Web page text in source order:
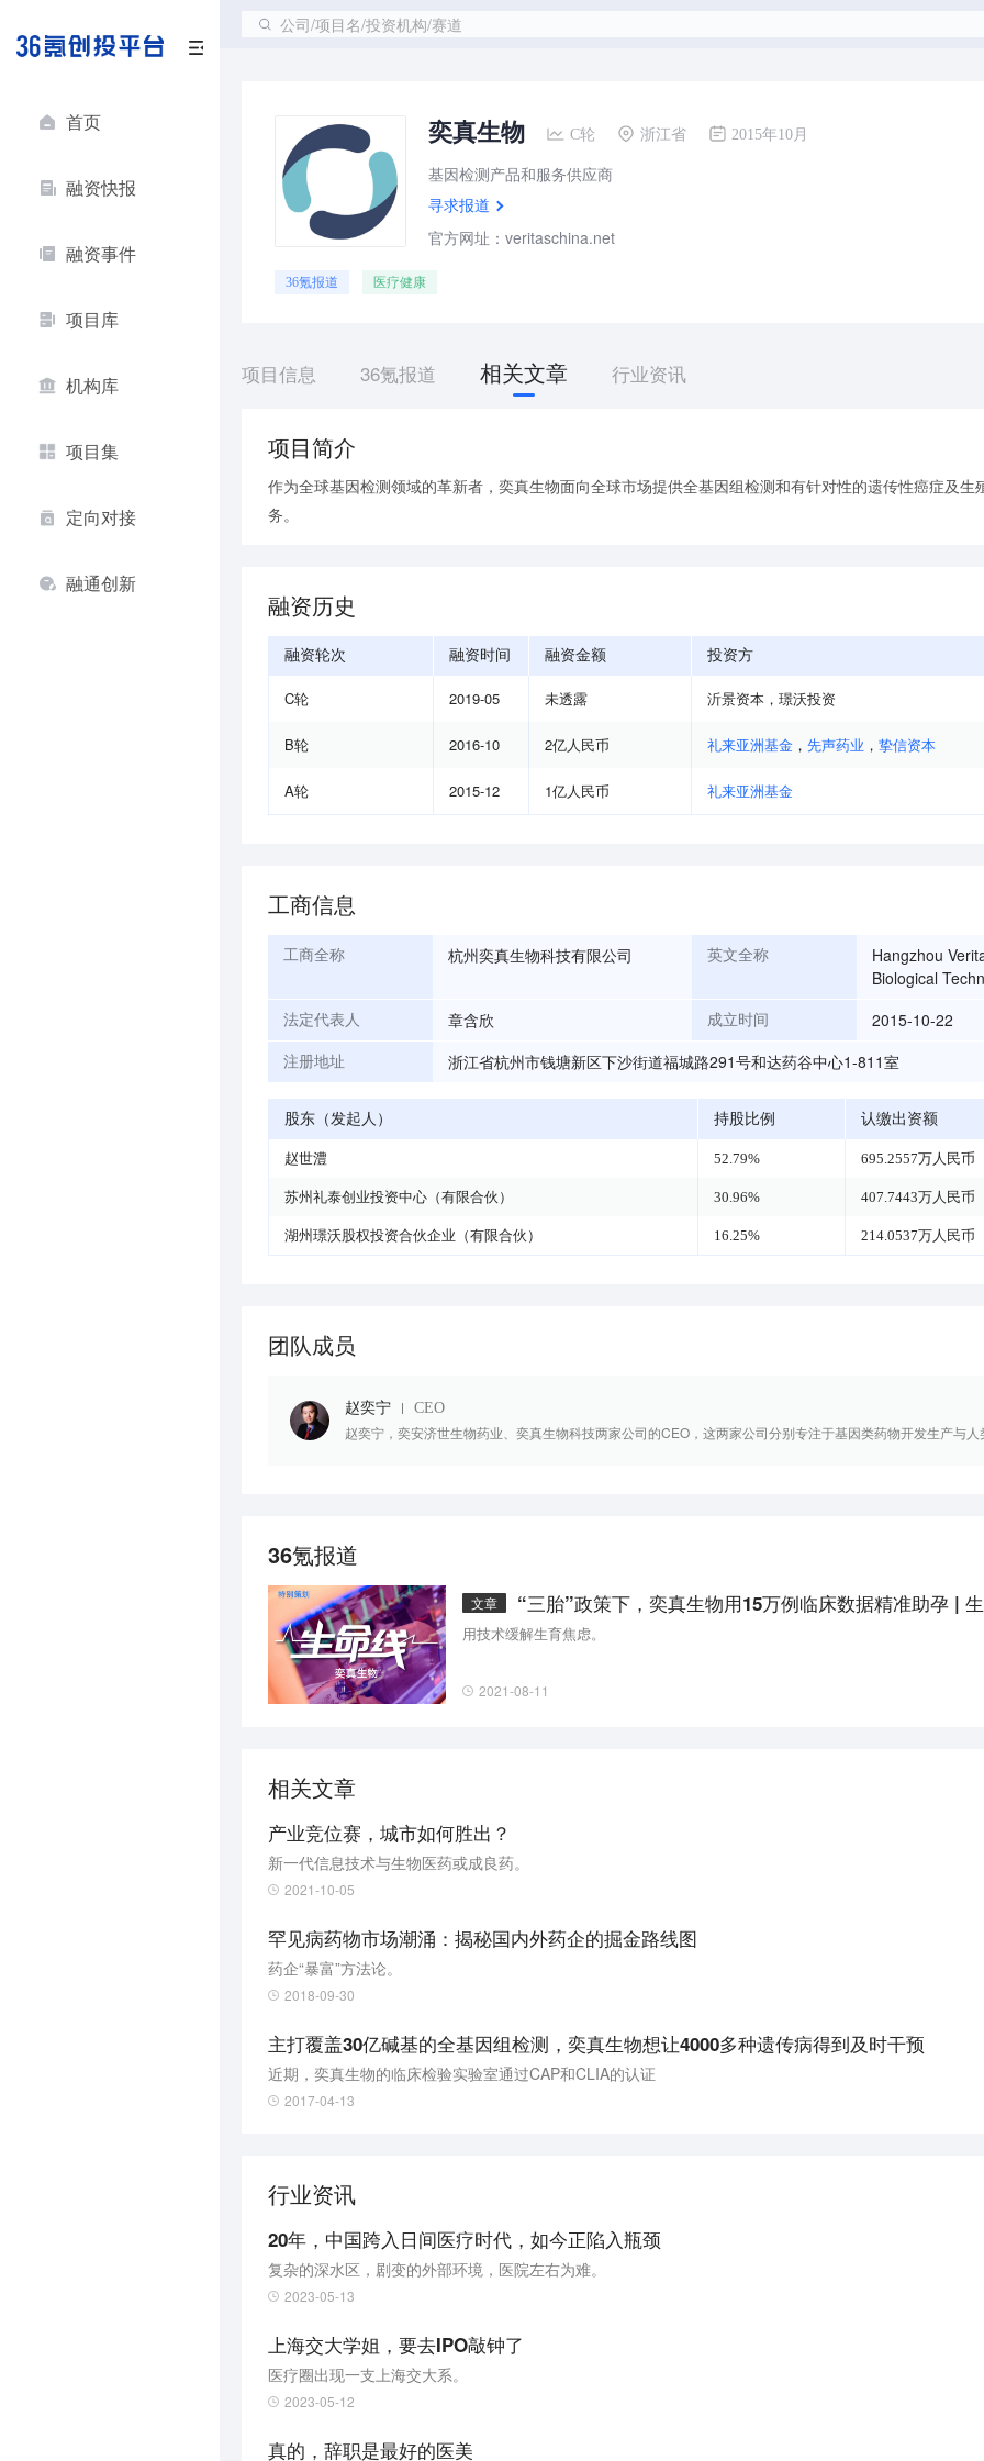
首页
融资快报
融资事件
项目库
机构库
项目集
定向对接
融通创新
公司/项目名/投资机构/赛道
奕真生物 C轮 浙江省 2015年10月
基因检测产品和服务供应商
寻求报道
官方网址：veritaschina.net
36氪报道 医疗健康
项目信息 36氪报道 相关文章 行业资讯
项目简介
作为全球基因检测领域的革新者，奕真生物面向全球市场提供全基因组检测和有针对性的遗传性癌症及生
务。
融资历史
融资轮次 融资时间 融资金额 投资方
C轮 2019-05 未透露 沂景资本 ， 璟沃投资
B轮 2016-10 2亿人民币 礼来亚洲基金 ， 先声药业 ， 挚信资本
A轮 2015-12 1亿人民币 礼来亚洲基金
工商信息
工商全称 杭州奕真生物科技有限公司 英文全称
Hangzhou
Biological
法定代表人 章含欣 成立时间 2015-10-22
注册地址 浙江省杭州市钱塘新区下沙街道福城路291号和达药谷中心1-811室
股东（发起人） 持股比例 认缴出资额
赵世澧 52.79% 695.2557万人民币
苏州礼泰创业投资中心（有限合伙） 30.96% 407.7443万人民币
湖州璟沃股权投资合伙企业（有限合伙） 16.25% 214.0537万人民币
团队成员
赵奕宁 CEO
赵奕宁，奕安济世生物药业、奕真生物科技两家公司的CEO，这两家公司分别专注于基因类药物开发生产与人
36氪报道
文章 “三胎”政策下，奕真生物用15万例临床数据精准助孕 |
用技术缓解生育焦虑。
2021-08-11
相关文章
产业竞位赛，城市如何胜出？
新一代信息技术与生物医药或成良药。
2021-10-05
罕见病药物市场潮涌：揭秘国内外药企的掘金路线图
药企“暴富”方法论。
2018-09-30
主打覆盖30亿碱基的全基因组检测，奕真生物想让4000多种遗传病得到及时干预
近期，奕真生物的临床检验实验室通过CAP和CLIA的认证
2017-04-13
行业资讯
20年，中国跨入日间医疗时代，如今正陷入瓶颈
复杂的深水区，剧变的外部环境，医院左右为难。
2023-05-13
上海交大学姐，要去IPO敲钟了
医疗圈出现一支上海交大系。
2023-05-12
真的，辞职是最好的医美